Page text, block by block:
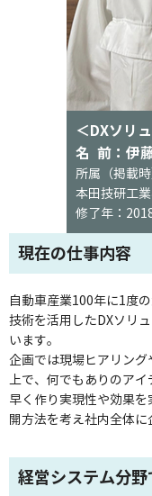
＜DXソリ
名 前：伊
所属（掲載時
本田技研工
修了年：
現在の仕事内容
自動車産業100年に1度
技術を活用したDXソリ
います。
企画では現場ヒアリン
上で、何でもありのア
早く作り実現性や効果
開方法を考え社内全体に
経営システム分